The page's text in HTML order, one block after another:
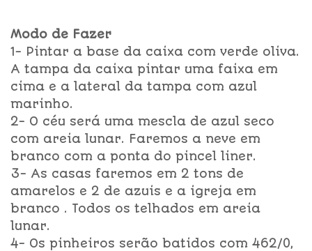
Modo de Fazer
1- Pintar a base da caixa com verde oliva.
A tampa da caixa pintar uma faixa em
cima e a lateral da tampa com azul
marinho.
2- O céu será uma mescla de azul seco
com areia lunar. Faremos a neve em
branco com a ponta do pincel liner.
3- As casas faremos em 2 tons de
amarelos e 2 de azuis e a igreja em
branco . Todos os telhados em areia
lunar.
4- Os pinheiros serão batidos com 462/0,